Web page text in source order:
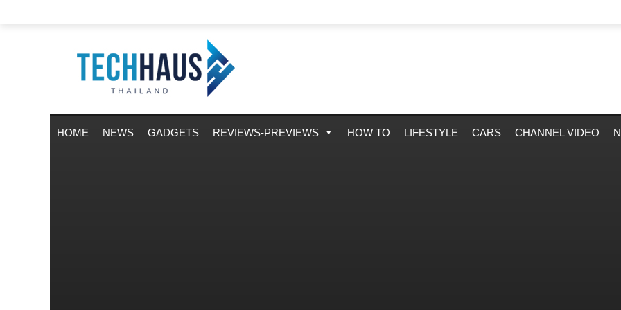
HOME NEWS GADGETS REVIEWS-PREVIEWS HOW TO LIFESTYLE CARS CHANNEL VIDEO